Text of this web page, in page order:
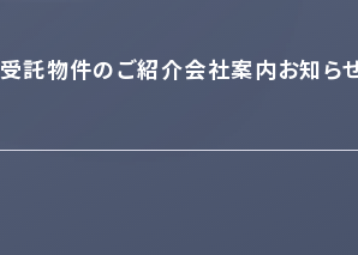
受託物件のご紹介会社案内お知ら